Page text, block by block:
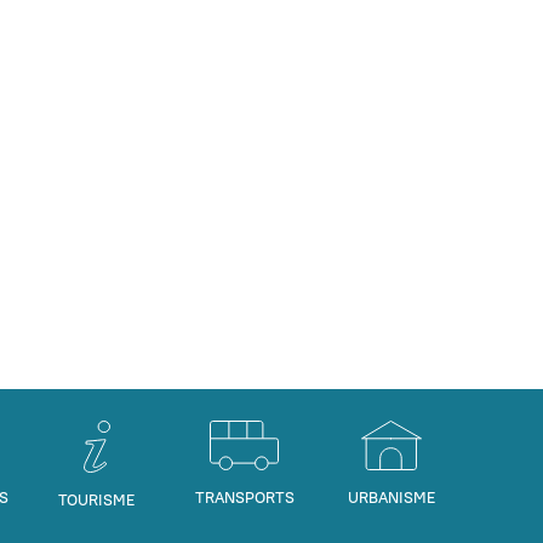
TOURISME TRANSPORTS URBANISME